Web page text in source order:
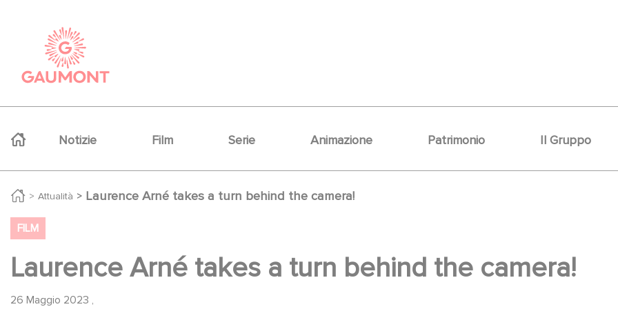
Notizie Film Serie Animazione Patrimonio Il Gruppo
Attualità Laurence Arné takes a turn behind the camera!
FILM
Laurence Arné takes a turn behind the camera!
26 Maggio 2023 ,